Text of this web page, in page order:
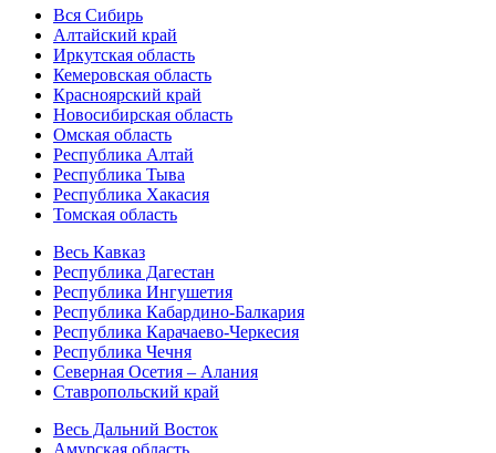
Вся Сибирь
Алтайский край
Иркутская область
Кемеровская область
Красноярский край
Новосибирская область
Омская область
Республика Алтай
Республика Тыва
Республика Хакасия
Томская область
Весь Кавказ
Республика Дагестан
Республика Ингушетия
Республика Кабардино-Балкария
Республика Карачаево-Черкесия
Республика Чечня
Северная Осетия – Алания
Ставропольский край
Весь Дальний Восток
Амурская область